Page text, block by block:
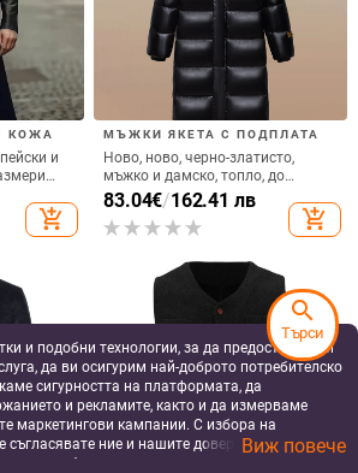
КОЖА
и
мъже с
add_shopping_cart
МЪЖКИ ЯКЕТА С ПОДПЛАТА
Ново, ново, черно-златисто,
мъжко и дамско, топло, до
коляното, дълго младежко, с
памучна подплата, през
годината 2024
83.04€/162.41 лв
add_shopping_cart
и подобни технологии, за да предоставяме и
да ви осигурим най-доброто потребителско
сигурността на платформата, да
и рекламите, както и да измерваме
маркетингови кампании. С избора на
съгласявате ние и нашите доверени партньори
и подобни технологии на вашето устройство
Виж повече
search
Търси